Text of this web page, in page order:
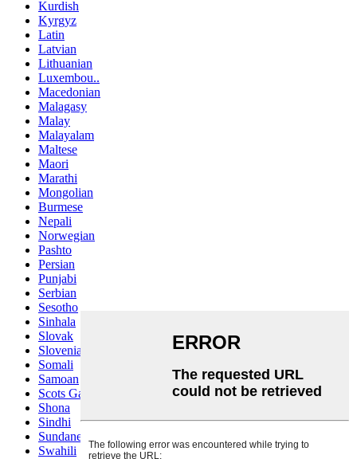
Kurdish
Kyrgyz
Latin
Latvian
Lithuanian
Luxembou..
Macedonian
Malagasy
Malay
Malayalam
Maltese
Maori
Marathi
Mongolian
Burmese
Nepali
Norwegian
Pashto
Persian
Punjabi
Serbian
Sesotho
Sinhala
Slovak
Slovenian
Somali
Samoan
Scots Gaelic
Shona
Sindhi
Sundanese
Swahili